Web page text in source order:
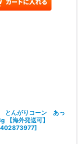
とんがりコーン あっ
海外発送可】
]